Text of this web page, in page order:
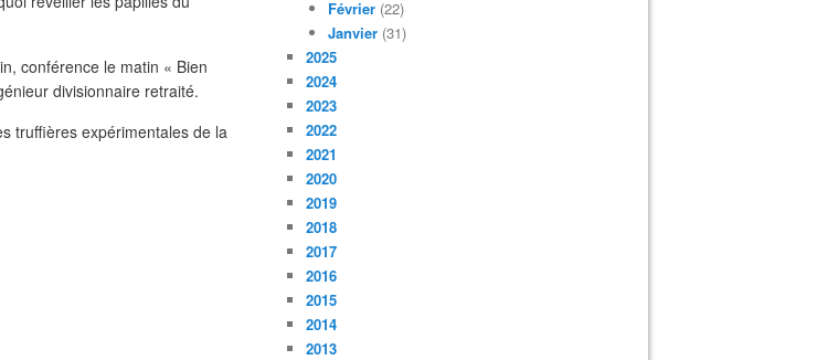
conférence le matin « Bien
divisionnaire retraité.
truffières expérimentales de la
Février (22)
Janvier (31)
2025
2024
2023
2022
2021
2020
2019
2018
2017
2016
2015
2014
2013